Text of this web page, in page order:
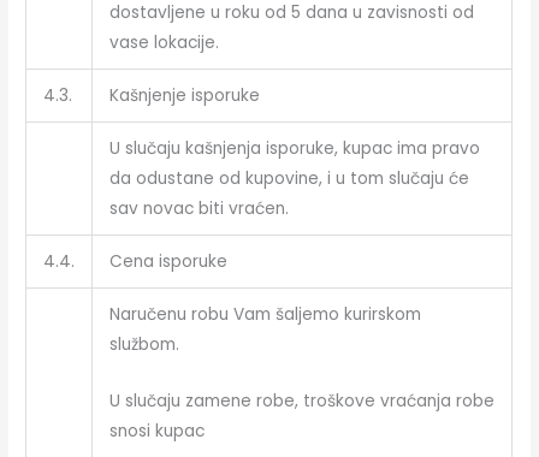
dostavljene u roku od 5 dana u zavisnosti od
vase lokacije.
4.3. Kašnjenje isporuke
U slučaju kašnjenja isporuke, kupac ima pravo
da odustane od kupovine, i u tom slučaju će
sav novac biti vraćen.
4.4. Cena isporuke
Naručenu robu Vam šaljemo kurirskom
službom.
U slučaju zamene robe, troškove vraćanja robe
snosi kupac